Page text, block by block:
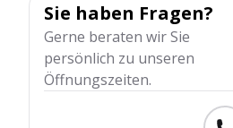
Sie haben Fragen?
Gerne beraten wir Sie
persönlich zu unseren
Öffnungszeiten.